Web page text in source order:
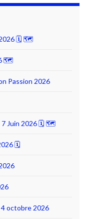
2026 🗓 🗺
🗺
Passion 2026
7 Juin 2026 🗓 🗺
🗓
4 octobre 2026